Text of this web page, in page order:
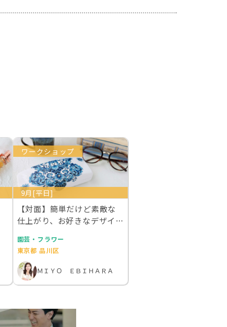
ワークショップ
9月[平日]
【対面】簡単だけど素敵な
仕上がり、お好きなデザイン
園芸・フラワー
東京都 品川区
ＭＩＹＯ ＥＢＩＨＡＲＡ